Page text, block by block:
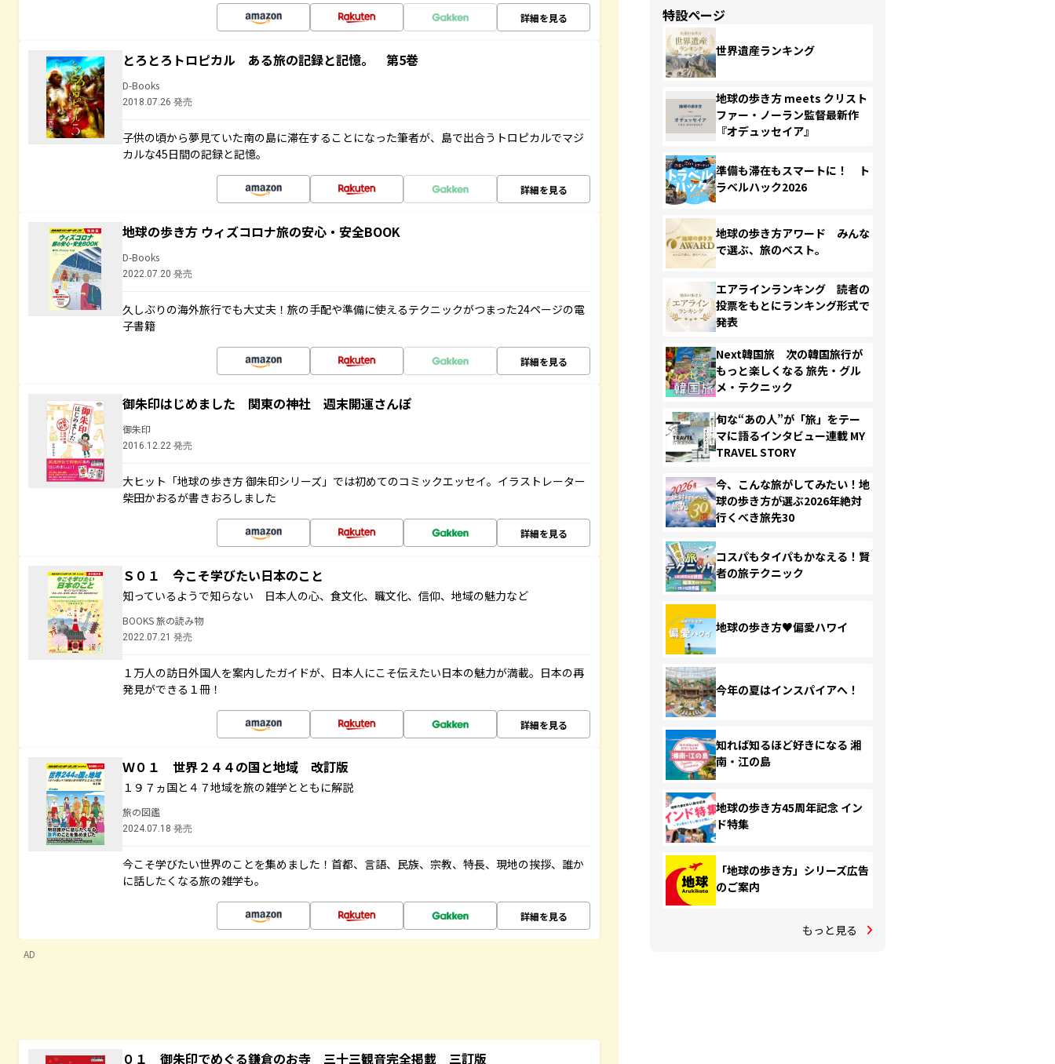
詳細を見る
とろとろトロピカル ある旅の記録と記憶。 第5巻
D-Books
2018.07.26 発売
子供の頃から夢見ていた南の島に滞在することになった筆者が、島で出合うトロピカルでマジ
カルな45日間の記録と記憶。
詳細を見る
地球の歩き方 ウィズコロナ旅の安心・安全BOOK
D-Books
2022.07.20 発売
久しぶりの海外旅行でも大丈夫！旅の手配や準備に使えるテクニックがつまった24ページの電
子書籍
詳細を見る
御朱印はじめました 関東の神社 週末開運さんぽ
御朱印
2016.12.22 発売
大ヒット「地球の歩き方 御朱印シリーズ」では初めてのコミックエッセイ。イラストレーター
柴田かおるが書きおろしました
詳細を見る
Ｓ０１ 今こそ学びたい日本のこと
知っているようで知らない 日本人の心、食文化、職文化、信仰、地域の魅力など
BOOKS 旅の読み物
2022.07.21 発売
１万人の訪日外国人を案内したガイドが、日本人にこそ伝えたい日本の魅力が満載。日本の再
発見ができる１冊！
詳細を見る
Ｗ０１ 世界２４４の国と地域 改訂版
１９７ヵ国と４７地域を旅の雑学とともに解説
旅の図鑑
2024.07.18 発売
今こそ学びたい世界のことを集めました！首都、言語、民族、宗教、特長、現地の挨拶、誰か
に話したくなる旅の雑学も。
詳細を見る
AD
０１ 御朱印でめぐる鎌倉のお寺 三十三観音完全掲載 三訂版
特設ページ
世界遺産ランキング
地球の歩き方 meets クリスト
ファー・ノーラン監督最新作
『オデュッセイア』
準備も滞在もスマートに！ ト
ラベルハック2026
地球の歩き方アワード みんな
で選ぶ、旅のベスト。
エアラインランキング 読者の
投票をもとにランキング形式で
発表
Next韓国旅 次の韓国旅行が
もっと楽しくなる 旅先・グル
メ・テクニック
旬な“あの人”が「旅」をテー
マに語るインタビュー連載 MY
TRAVEL STORY
今、こんな旅がしてみたい！地
球の歩き方が選ぶ2026年絶対
行くべき旅先30
コスパもタイパもかなえる！賢
者の旅テクニック
地球の歩き方♥偏愛ハワイ
今年の夏はインスパイアへ！
知れば知るほど好きになる 湘
南・江の島
地球の歩き方45周年記念 イン
ド特集
「地球の歩き方」シリーズ広告
のご案内
もっと見る